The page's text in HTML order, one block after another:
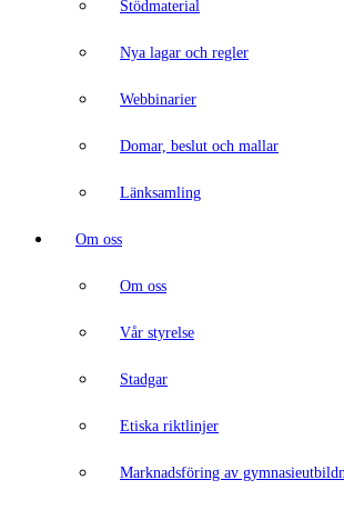
Stödmaterial
Nya lagar och regler
Webbinarier
Domar, beslut och mallar
Länksamling
Om oss
Om oss
Vår styrelse
Stadgar
Etiska riktlinjer
Marknadsföring av